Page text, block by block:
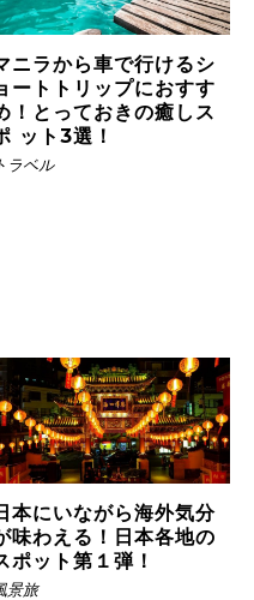
ニラから車で行けるシ
ートトリップにおすす
！とっておきの癒しス
ット3選！
ラベル
本にいながら海外気分
味わえる！日本各地の
ポット第１弾！
景旅